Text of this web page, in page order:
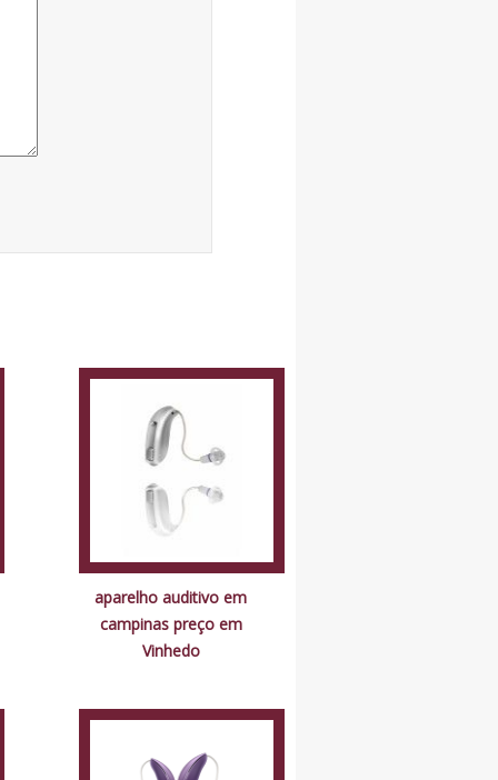
aparelho auditivo em
campinas preço em
Vinhedo